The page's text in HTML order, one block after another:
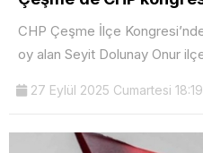
CHP Çeşme İlçe
oy alan Seyit Dolunay Onur
27 Eylül 2025 Cumartesi 18:19